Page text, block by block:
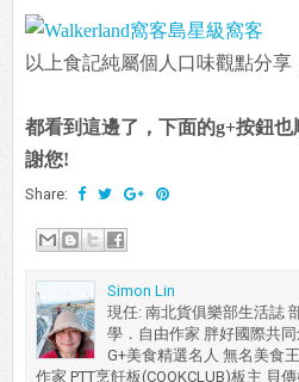
以上食記純屬個人口味觀點分
都看到這邊了，下面的g+按鈕
謝您!
Share:
Simon Lin
現任: 南北貨俱樂部生活誌
學．自由作家 胖好國際共
G+美食精選名人 無名美食
作家 PTT烹飪板(COOKCLUB)板主 貝